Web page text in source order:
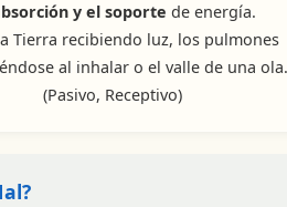
y el soporte de energía.
Tierra recibiendo luz, los pulmones
al inhalar o el valle de una ola.
(Pasivo, Receptivo)